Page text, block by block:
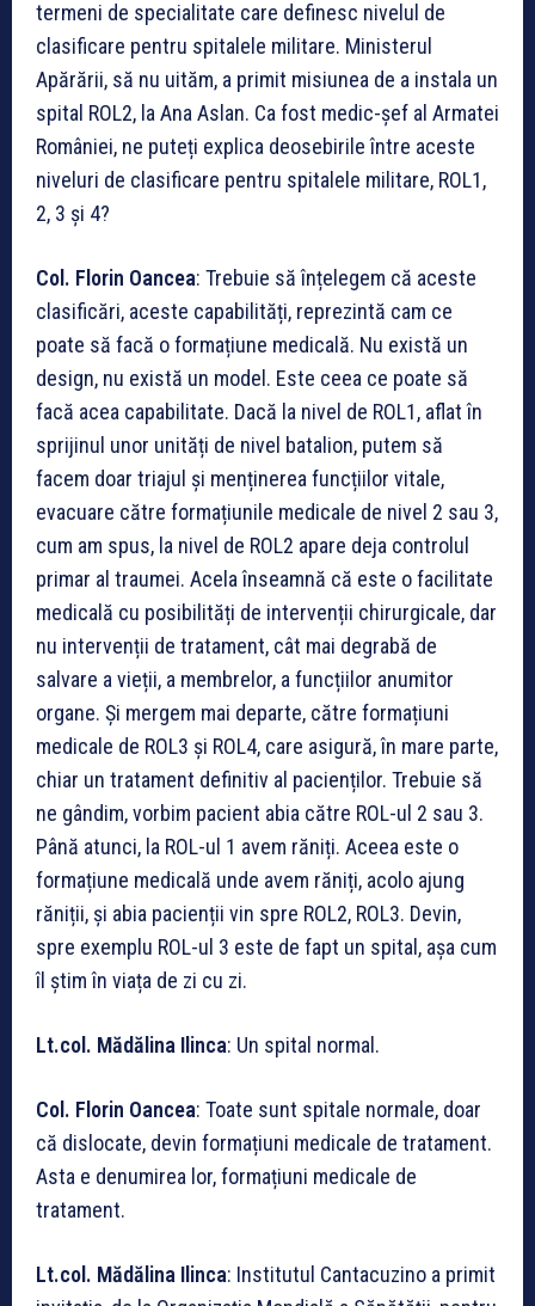
termeni de specialitate care definesc nivelul de
clasificare pentru spitalele militare. Ministerul
Apărării, să nu uităm, a primit misiunea de a instala un
spital ROL2, la Ana Aslan. Ca fost medic-șef al Armatei
României, ne puteți explica deosebirile între aceste
niveluri de clasificare pentru spitalele militare, ROL1,
2, 3 și 4?
Col. Florin Oancea: Trebuie să înțelegem că aceste
clasificări, aceste capabilități, reprezintă cam ce
poate să facă o formațiune medicală. Nu există un
design, nu există un model. Este ceea ce poate să
facă acea capabilitate. Dacă la nivel de ROL1, aflat în
sprijinul unor unități de nivel batalion, putem să
facem doar triajul și menținerea funcțiilor vitale,
evacuare către formațiunile medicale de nivel 2 sau 3,
cum am spus, la nivel de ROL2 apare deja controlul
primar al traumei. Acela înseamnă că este o facilitate
medicală cu posibilități de intervenții chirurgicale, dar
nu intervenții de tratament, cât mai degrabă de
salvare a vieții, a membrelor, a funcțiilor anumitor
organe. Și mergem mai departe, către formațiuni
medicale de ROL3 și ROL4, care asigură, în mare parte,
chiar un tratament definitiv al pacienților. Trebuie să
ne gândim, vorbim pacient abia către ROL-ul 2 sau 3.
Până atunci, la ROL-ul 1 avem răniți. Aceea este o
formațiune medicală unde avem răniți, acolo ajung
răniții, și abia pacienții vin spre ROL2, ROL3. Devin,
spre exemplu ROL-ul 3 este de fapt un spital, așa cum
îl știm în viața de zi cu zi.
Lt.col. Mădălina Ilinca: Un spital normal.
Col. Florin Oancea: Toate sunt spitale normale, doar
că dislocate, devin formațiuni medicale de tratament.
Asta e denumirea lor, formațiuni medicale de
tratament.
Lt.col. Mădălina Ilinca: Institutul Cantacuzino a primit